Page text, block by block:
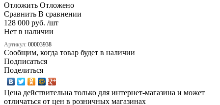
Отложить Отложено
Сравнить В сравнении
128 000 руб. /шт
Нет в наличии
Артикул: 00003938
Сообщим, когда товар будет в наличии
Подписаться
Поделиться
Цена действительна только для интернет-магазина и может
отличаться от цен в розничных магазинах